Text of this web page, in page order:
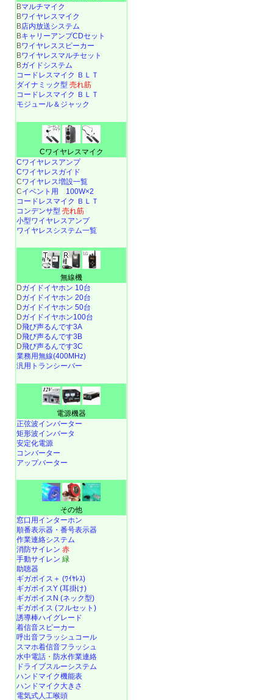
Bマルチマイク
Bワイヤレスマイク
B店内放送システム
BキャリーアンプCDセット
Bワイヤレススピーカー
Bワイヤレスマルチセット
Bガイドシステム
コードレスマイク ＢＬＴ
ダイナミック型 売れ筋
コードレスマイク ＢＬＴ
モジュール＆ジャック
Cワイヤレスマイク
Cワイヤレスアンプ
Cワイヤレスガイド
Cワイヤレス増設一覧
Cイベント用 100W×2
コードレスマイク ＢＬＴ
コンデンサ型 売れ筋
小型ワイヤレスアンプ
ワイヤレスシステム一覧
無線機
Dガイドイヤホン 10台
Dガイドイヤホン 20台
Dガイドイヤホン 50台
Dガイドイヤホン100台
D飛び声るんです3A
D飛び声るんです3B
D飛び声るんです3C
業務用無線(400MHz)
汎用トランシーバー
電源機器
正弦波インバーター
矩形波インバータ
安定化電源
コンバーター
アップバーター
その他
窓口用インターホン
順番表示器・番号表示器
作業連絡システム
消防サイレン 赤
手動サイレン 緑
助聴器
ギガボイス＋ (ﾜｲﾔﾚｽ)
ギガボイスY (耳掛け)
ギガボイスN (ネック型)
ギガボイス (フルセット)
誘導棒ハイグレード
着信音スピーカー
呼出音フラッシュコール
スマホ着信音フラッシュ
水中電話 ・ 防水作業連絡
ドライブスルーシステム
ハンドマイク機能表
ハンドマイク大きさ
電気式人工喉頭